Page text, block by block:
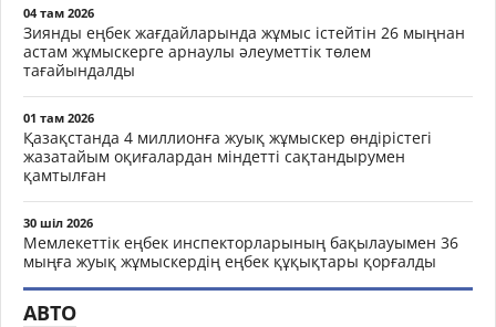
04 там 2026
Зиянды еңбек жағдайларында жұмыс істейтін 26 мыңнан
астам жұмыскерге арнаулы әлеуметтік төлем
тағайындалды
01 там 2026
Қазақстанда 4 миллионға жуық жұмыскер өндірістегі
жазатайым оқиғалардан міндетті сақтандырумен
қамтылған
30 шіл 2026
Мемлекеттік еңбек инспекторларының бақылауымен 36
мыңға жуық жұмыскердің еңбек құқықтары қорғалды
АВТО